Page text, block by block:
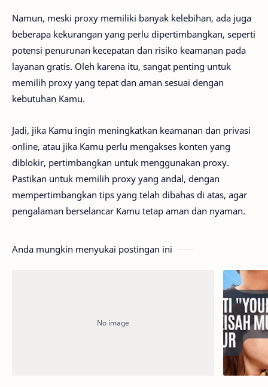
Namun, meski proxy memiliki banyak kelebihan, ada juga
beberapa kekurangan yang perlu dipertimbangkan, seperti
potensi penurunan kecepatan dan risiko keamanan pada
layanan gratis. Oleh karena itu, sangat penting untuk
memilih proxy yang tepat dan aman sesuai dengan
kebutuhan Kamu.
Jadi, jika Kamu ingin meningkatkan keamanan dan privasi
online, atau jika Kamu perlu mengakses konten yang
diblokir, pertimbangkan untuk menggunakan proxy.
Pastikan untuk memilih proxy yang andal, dengan
mempertimbangkan tips yang telah dibahas di atas, agar
pengalaman berselancar Kamu tetap aman dan nyaman.
Anda mungkin menyukai postingan ini